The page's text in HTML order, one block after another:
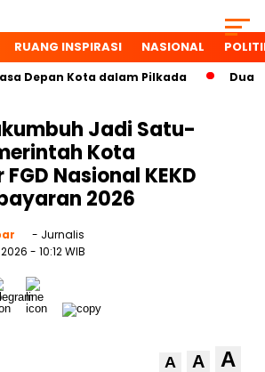
RUANG INSPIRASI NASIONAL
Depan Kota dalam Pilkada Dua
Jadi Satu-
Kota
Nasional KEKD
2026
- Jurnalis
- 10:12 WIB
A A A